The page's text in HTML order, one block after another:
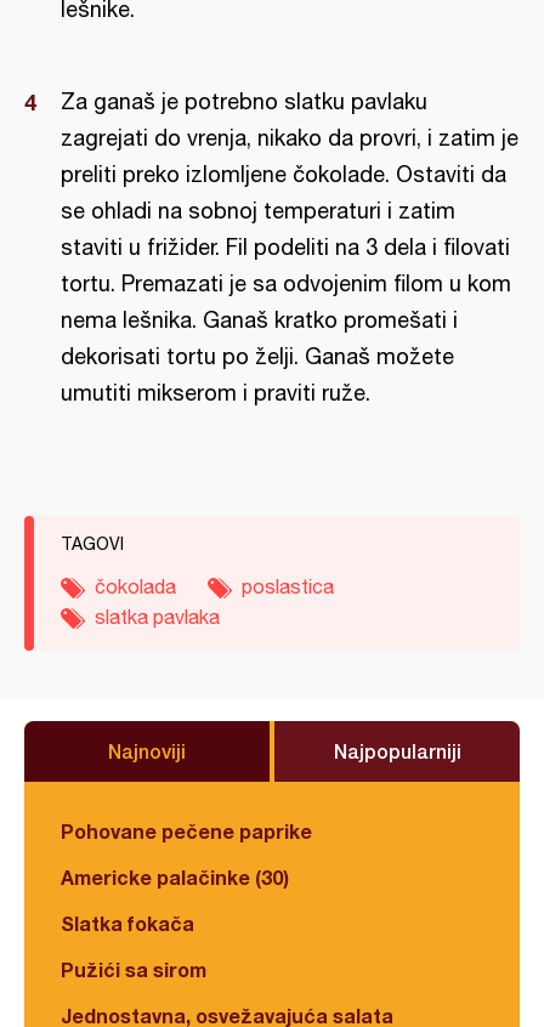
lešnike.
Za ganaš je potrebno slatku pavlaku
zagrejati do vrenja, nikako da provri, i zatim je
preliti preko izlomljene čokolade. Ostaviti da
se ohladi na sobnoj temperaturi i zatim
staviti u frižider. Fil podeliti na 3 dela i filovati
tortu. Premazati je sa odvojenim filom u kom
nema lešnika. Ganaš kratko promešati i
dekorisati tortu po želji. Ganaš možete
umutiti mikserom i praviti ruže.
TAGOVI
čokolada
poslastica
slatka pavlaka
Najnoviji Najpopularniji
Pohovane pečene paprike
Americke palačinke (30)
Slatka fokača
Pužići sa sirom
Jednostavna, osvežavajuća salata